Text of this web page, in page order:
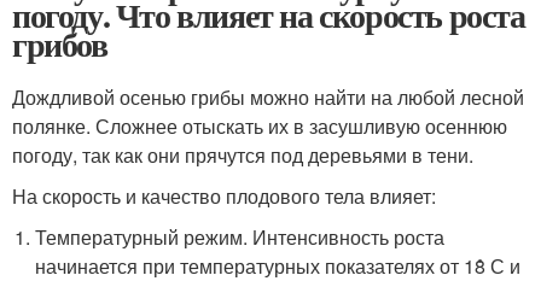
погоду. Что влияет на скорость роста
грибов
Дождливой осенью грибы можно найти на любой лесной
полянке. Сложнее отыскать их в засушливую осеннюю
погоду, так как они прячутся под деревьями в тени.
На скорость и качество плодового тела влияет:
Температурный режим. Интенсивность роста
начинается при температурных показателях от 18̊ С и